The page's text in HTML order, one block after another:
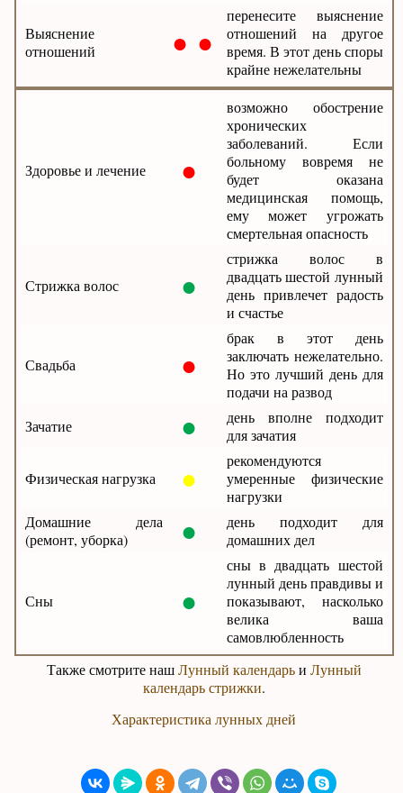
Выяснение
отношений
● ●
перенесите выяснение
отношений на другое
время. В этот день споры
крайне нежелательны
Здоровье и лечение ●
возможно обострение
хронических
заболеваний. Если
больному вовремя не
будет оказана
медицинская помощь,
ему может угрожать
смертельная опасность
Стрижка волос ●
стрижка волос в
двадцать шестой лунный
день привлечет радость
и счастье
Свадьба ●
брак в этот день
заключать нежелательно.
Но это лучший день для
подачи на развод
Зачатие
●
день вполне подходит
для зачатия
Физическая нагрузка ●
рекомендуются
умеренные физические
нагрузки
Домашние дела
(ремонт, уборка)
●
день подходит для
домашних дел
Сны ●
сны в двадцать шестой
лунный день правдивы и
показывают, насколько
велика ваша
самовлюбленность
Также смотрите нашЛунный календарьи Лунный
календарь стрижки.
Характеристика лунных дней